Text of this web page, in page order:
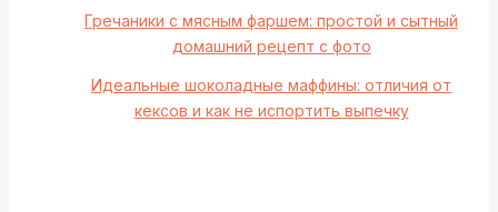
Гречаники с мясным фаршем: простой и сытный
домашний рецепт с фото
Идеальные шоколадные маффины: отличия от
кексов и как не испортить выпечку